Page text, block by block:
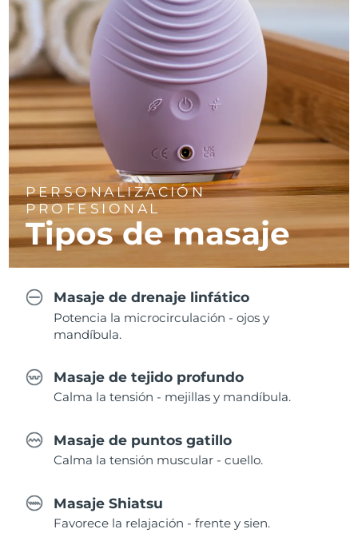
PERSONALIZACIÓN
PROFESIONAL
Tipos de masaje
Masaje de drenaje linfático
Potencia la microcirculación - ojos y
mandíbula.
Masaje de tejido profundo
Calma la tensión - mejillas y mandíbula.
Masaje de puntos gatillo
Calma la tensión muscular - cuello.
Masaje Shiatsu
Favorece la relajación - frente y sien.